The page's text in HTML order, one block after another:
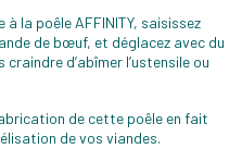
la poêle AFFINITY, saisissez
de bœuf, et déglacez avec du
d’abîmer l’ustensile ou
de cette poêle en fait
de vos viandes.